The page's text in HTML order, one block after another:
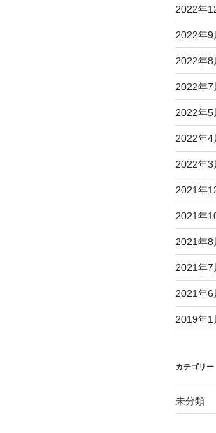
2022年
2022年9
2022年8
2022年7
2022年5
2022年4
2022年3
2021年
2021年
2021年8
2021年7
2021年6
2019年1
カテゴリー
未分類